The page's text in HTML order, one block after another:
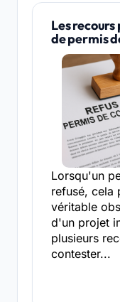
Les
de permis
Lorsqu'un
refusé, cela
véritable
d'un projet
plusieurs
contester...